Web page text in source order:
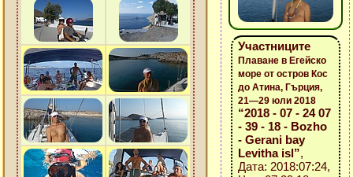
Участниците
Плаване в Егейско
море от остров Кос
до Атина, Гърция,
21—29 юли 2018
“2018 - 07 - 24 07
- 39 - 18 - Bozho
- Gerani bay
Levitha isl”,
Дата: 2018:07:24,